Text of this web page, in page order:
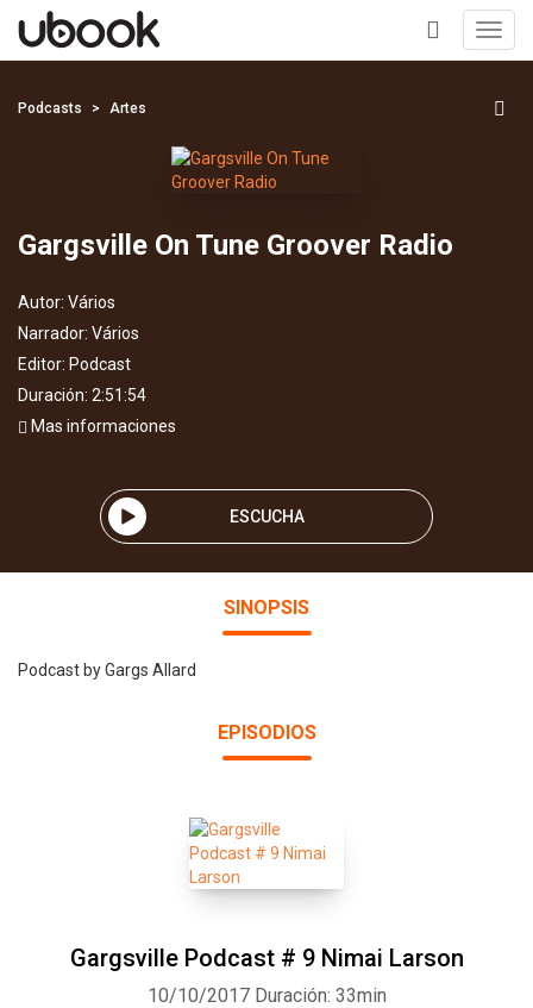
+
Podcasts Artes
Gargsville On Tune Groover Radio
Autor: Vários
Narrador: Vários
Editor: Podcast
Duración: 2:51:54
Mas informaciones
ESCUCHA
SINOPSIS
Podcast by Gargs Allard
EPISODIOS
Gargsville Podcast # 9 Nimai Larson
10/10/2017 Duración: 33min